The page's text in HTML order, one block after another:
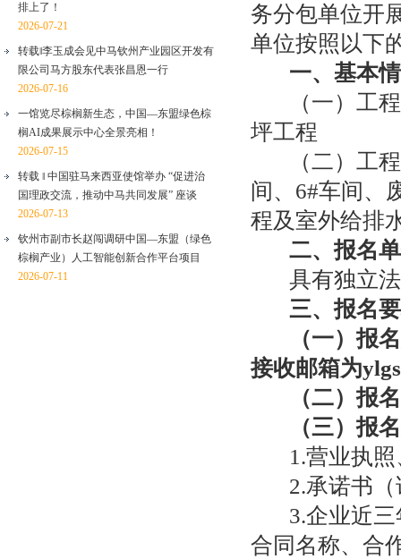
排上了！
2026-07-21
转载‖李玉成会见中马钦州产业园区开发有
限公司马方股东代表张昌恩一行
2026-07-16
一馆览尽棕榈新生态，中国—东盟绿色棕
榈AI成果展示中心全景亮相！
2026-07-15
转载 ‖ 中国驻马来西亚使馆举办 “促进治
国理政交流，推动中马共同发展” 座谈
2026-07-13
钦州市副市长赵闯调研中国—东盟（绿色
棕榈产业）人工智能创新合作平台项目
2026-07-11
务分包单位开
单位按照以下
一、基本
（一） 工程
坪工程
（二） 工程
间、 6#车间、
程及室外给排
二、报名
具有独立
三、报名
（一）报
接收邮箱为
（二）报
（三）报
1.营业执照
2.承诺书
3.企业近
合同名称、合